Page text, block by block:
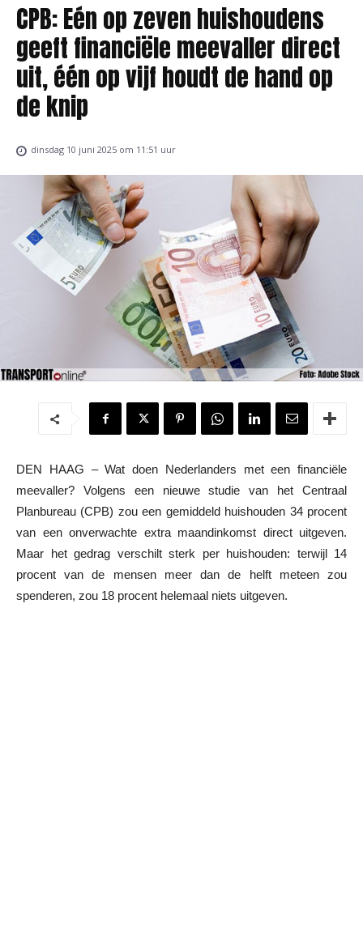
CPB: Eén op zeven huishoudens
geeft financiële meevaller direct
uit, één op vijf houdt de hand op
de knip
dinsdag 10 juni 2025 om 11:51 uur
DEN HAAG – Wat doen Nederlanders met een financiële
meevaller? Volgens een nieuwe studie van het Centraal
Planbureau (CPB) zou een gemiddeld huishouden 34 procent
van een onverwachte extra maandinkomst direct uitgeven.
Maar het gedrag verschilt sterk per huishouden: terwijl 14
procent van de mensen meer dan de helft meteen zou
spenderen, zou 18 procent helemaal niets uitgeven.